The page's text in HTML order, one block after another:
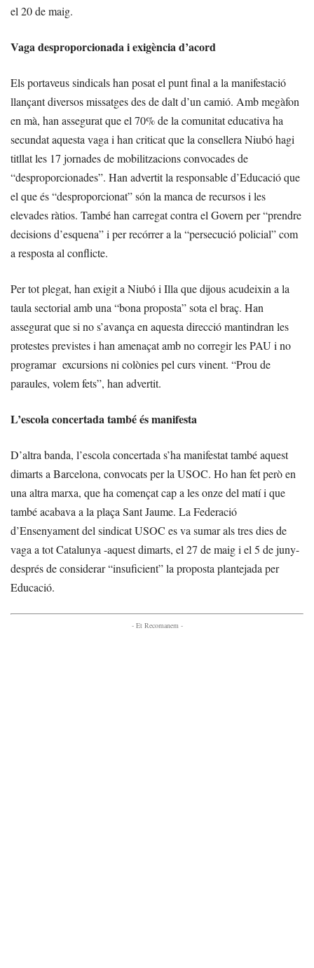
el 20 de maig.
Vaga desproporcionada i exigència d’acord
Els portaveus sindicals han posat el punt final a la manifestació
llançant diversos missatges des de dalt d’un camió. Amb megàfon
en mà, han assegurat que el 70% de la comunitat educativa ha
secundat aquesta vaga i han criticat que la consellera Niubó hagi
titllat les 17 jornades de mobilitzacions convocades de
“desproporcionades”. Han advertit la responsable d’Educació que
el que és “desproporcionat” són la manca de recursos i les
elevades ràtios. També han carregat contra el Govern per “prendre
decisions d’esquena” i per recórrer a la “persecució policial” com
a resposta al conflicte.
Per tot plegat, han exigit a Niubó i Illa que dijous acudeixin a la
taula sectorial amb una “bona proposta” sota el braç. Han
assegurat que si no s’avança en aquesta direcció mantindran les
protestes previstes i han amenaçat amb no corregir les PAU i no
programar excursions ni colònies pel curs vinent. “Prou de
paraules, volem fets”, han advertit.
L’escola concertada també és manifesta
D’altra banda, l’escola concertada s’ha manifestat també aquest
dimarts a Barcelona, convocats per la USOC. Ho han fet però en
una altra marxa, que ha començat cap a les onze del matí i que
també acabava a la plaça Sant Jaume. La Federació
d’Ensenyament del sindicat USOC es va sumar als tres dies de
vaga a tot Catalunya -aquest dimarts, el 27 de maig i el 5 de juny-
després de considerar “insuficient” la proposta plantejada per
Educació.
- Et Recomanem -